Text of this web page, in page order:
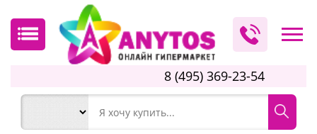
8 (495) 369-23-54